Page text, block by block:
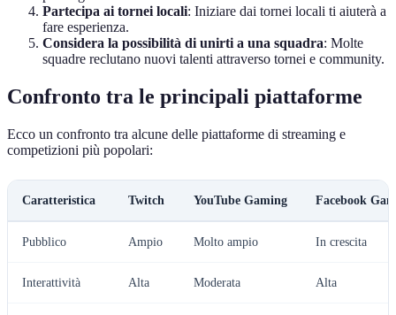
Partecipa ai tornei locali: Iniziare dai tornei locali ti aiuterà a
fare esperienza.
Considera la possibilità di unirti a una squadra: Molte
squadre reclutano nuovi talenti attraverso tornei e community.
Confronto tra le principali piattaforme
Ecco un confronto tra alcune delle piattaforme di streaming e
competizioni più popolari:
Caratteristica Twitch YouTube Gaming Facebook
Pubblico Ampio Molto ampio In crescita
Interattività Alta Moderata Alta